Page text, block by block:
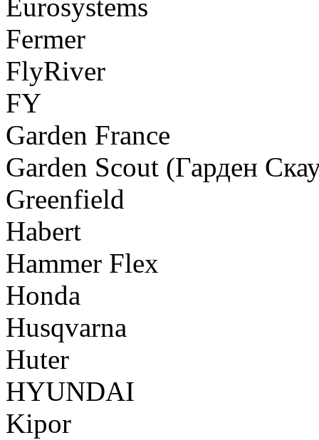
Eurosystems
Fermer
FlyRiver
FY
Garden France
Garden Scout (Гарден
Greenfield
Habert
Hammer Flex
Honda
Husqvarna
Huter
HYUNDAI
Kipor